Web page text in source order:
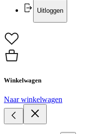
Uitloggen
Winkelwagen
Naar winkelwagen